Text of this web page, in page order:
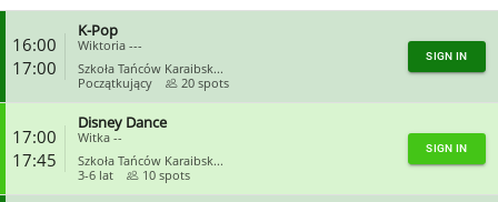
16:00
17:00
K-Pop
Wiktoria ---
Szkoła Tańców Karaibsk...
Początkujący
20 spots
SIGN IN
17:00
17:45
Disney Dance
Witka --
Szkoła Tańców Karaibsk...
3-6 lat
10 spots
SIGN IN